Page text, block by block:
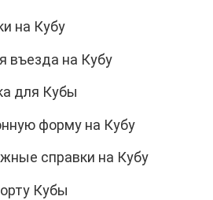
на Кубу
въезда на Кубу
для Кубы
форму на Кубу
справки на Кубу
Кубы